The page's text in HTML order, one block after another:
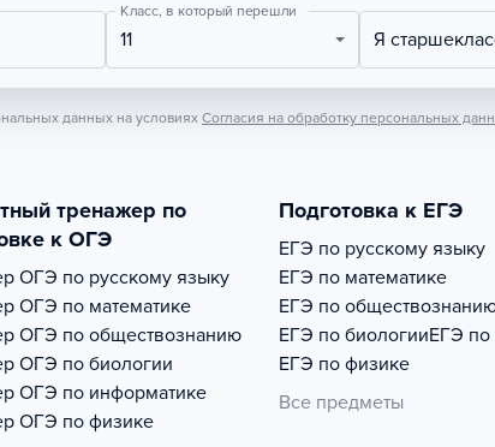
Класс, в который перешли
11 Я
данных на условиях Согласия на обработку персональных
тренажер по
к ОГЭ
ОГЭ по русскому языку
ОГЭ по математике
ОГЭ по обществознанию
ОГЭ по биологии
ОГЭ по информатике
ОГЭ по физике
Подготовка к ЕГЭ
ЕГЭ по русскому языку
ЕГЭ по математике
ЕГЭ по
ЕГЭ по биологииЕГЭ по
ЕГЭ по физике
Все предметы